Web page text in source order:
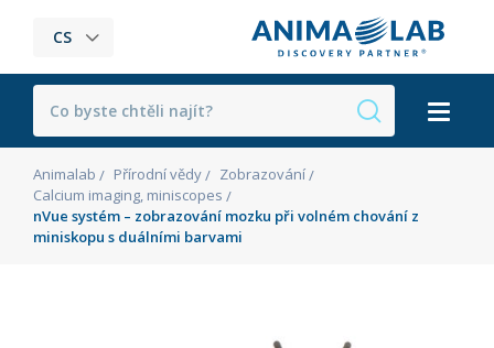
CS
Animalab Přírodní vědy
Zobrazování
Calcium imaging, miniscopes
nVue systém – zobrazování mozku při volném chování z
miniskopu s duálními barvami